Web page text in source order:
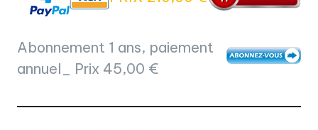
Abonnement 1 ans, paiement
annuel_ Prix 45,00 €